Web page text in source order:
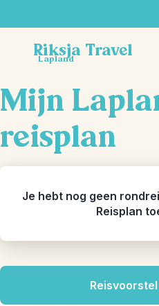
Riksja Travel
Lapland
Mijn
reisplan
Je hebt nog geen
Reisplan